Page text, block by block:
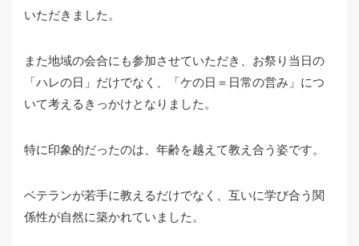
いただきました。
また地域の会合にも参加させていただき、お祭り当日の
「ハレの日」だけでなく、「ケの日＝日常の営み」につ
いて考えるきっかけとなりました。
特に印象的だったのは、年齢を越えて教え合う姿です。
ベテランが若手に教えるだけでなく、互いに学び合う関
係性が自然に築かれていました。